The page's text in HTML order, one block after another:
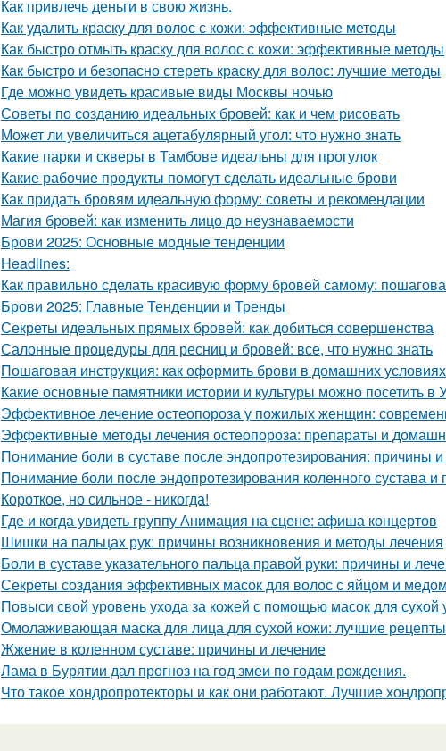
Как привлечь деньги в свою жизнь.
Как удалить краску для волос с кожи: эффективные методы
Как быстро отмыть краску для волос с кожи: эффективные методы
Как быстро и безопасно стереть краску для волос: лучшие методы
Где можно увидеть красивые виды Москвы ночью
Советы по созданию идеальных бровей: как и чем рисовать
Может ли увеличиться ацетабулярный угол: что нужно знать
Какие парки и скверы в Тамбове идеальны для прогулок
Какие рабочие продукты помогут сделать идеальные брови
Как придать бровям идеальную форму: советы и рекомендации
Магия бровей: как изменить лицо до неузнаваемости
Брови 2025: Основные модные тенденции
Headlines:
Как правильно сделать красивую форму бровей самому:
Брови 2025: Главные Тенденции и Тренды
Секреты идеальных прямых бровей: как добиться совершенства
Салонные процедуры для ресниц и бровей: все, что нужно знать
Пошаговая инструкция: как оформить брови в домашних условиях
Какие основные памятники истории и культуры можно посетить в
Эффективное лечение остеопороза у пожилых женщин:
Эффективные методы лечения остеопороза: препараты и
Понимание боли в суставе после эндопротезирования: причины
Понимание боли после эндопротезирования коленного сустава и
Короткое, но сильное - никогда!
Где и когда увидеть группу Анимация на сцене: афиша концертов
Шишки на пальцах рук: причины возникновения и методы лечения
Боли в суставе указательного пальца правой руки: причины и
Секреты создания эффективных масок для волос с яйцом и медом
Повыси свой уровень ухода за кожей с помощью масок для
Омолаживающая маска для лица для сухой кожи: лучшие рецепты
Жжение в коленном суставе: причины и лечение
Лама в Бурятии дал прогноз на год змеи по годам рождения.
Что такое хондропротекторы и как они работают. Лучшие